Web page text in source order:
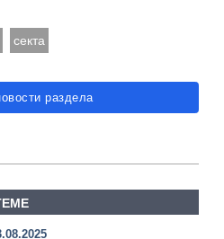
секта
раздела